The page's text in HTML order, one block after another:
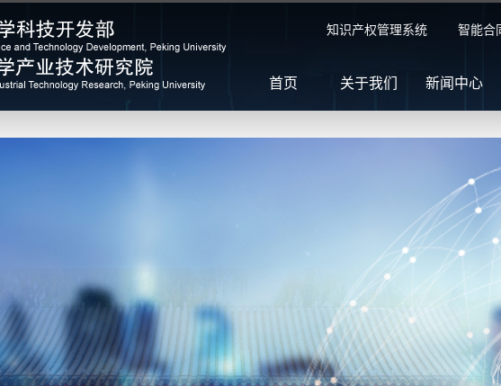
知识产权管理系统 智能合
首页 关于我们 新闻中心